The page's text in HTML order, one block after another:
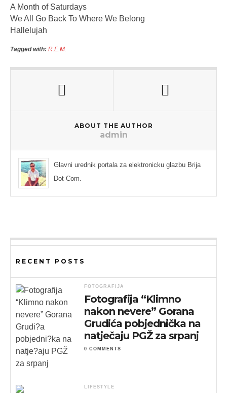
A Month of Saturdays
We All Go Back To Where We Belong
Hallelujah
Tagged with: R.E.M.
ABOUT THE AUTHOR
admin
Glavni urednik portala za elektronicku glazbu Brija
Dot Com.
RECENT POSTS
FOTOGRAFIJA
Fotografija “Klimno
nakon nevere” Gorana
Grudića pobjednička na
natječaju PGŽ za srpanj
0 COMMENTS
LIFESTYLE